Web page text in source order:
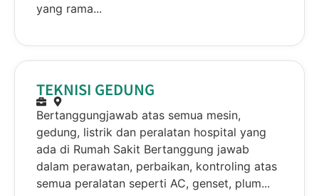
yang rama...
TEKNISI GEDUNG
Bertanggungjawab atas semua mesin,
gedung, listrik dan peralatan hospital yang
ada di Rumah Sakit Bertanggung jawab
dalam perawatan, perbaikan, kontroling atas
semua peralatan seperti AC, genset, plum...